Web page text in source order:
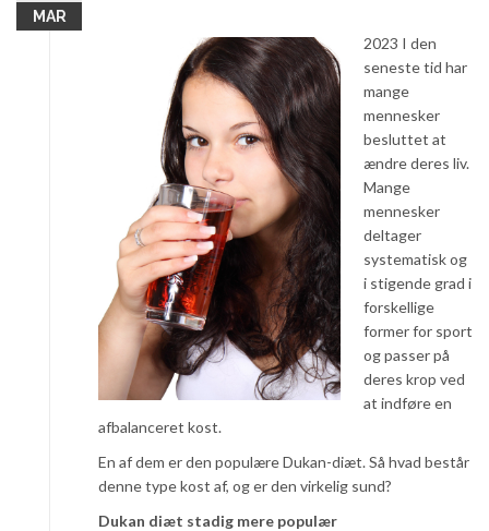
MAR
2023 I den
seneste tid har
mange
mennesker
besluttet at
ændre deres liv.
Mange
mennesker
deltager
systematisk og
i stigende grad i
forskellige
former for sport
og passer på
deres krop ved
at indføre en
afbalanceret kost.
En af dem er den populære Dukan-diæt. Så hvad består
denne type kost af, og er den virkelig sund?
Dukan diæt stadig mere populær